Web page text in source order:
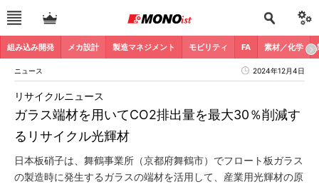
組み込み開発 メカ設計 製造マネジメント モビリティ FA 素材／化学
ニュース 2024年12月4日
ガラス端材を用いてCO2排出量を最大30％削減す
るリサイクル光輝材
リサイクルニュース
日本板硝子は、舞鶴事業所（京都府舞鶴市）でフロート板ガラス
の製造時に発生するガラスの端材を活用して、産業用光輝材の原